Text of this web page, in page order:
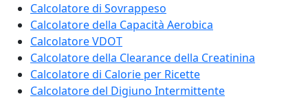
Calcolatore di Sovrappeso
Calcolatore della Capacità Aerobica
Calcolatore VDOT
Calcolatore della Clearance della Creatinina
Calcolatore di Calorie per Ricette
Calcolatore del Digiuno Intermittente